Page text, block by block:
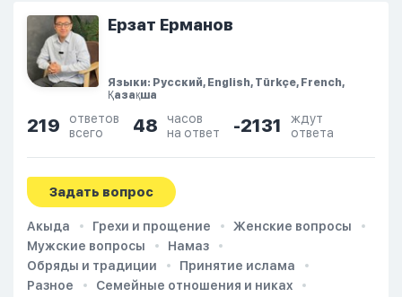
Ерзат Ерманов
Языки: Русский, English, Türkçe, French,
Қазақша
219
ответов
всего
48
часов
на ответ
-2131
ждут
ответа
Задать вопрос
Акыда Грехи и прощение
Женские вопросы
Мужские вопросы
Намаз
Обряды и традиции
Принятие ислама
Разное
Семейные отношения и никах